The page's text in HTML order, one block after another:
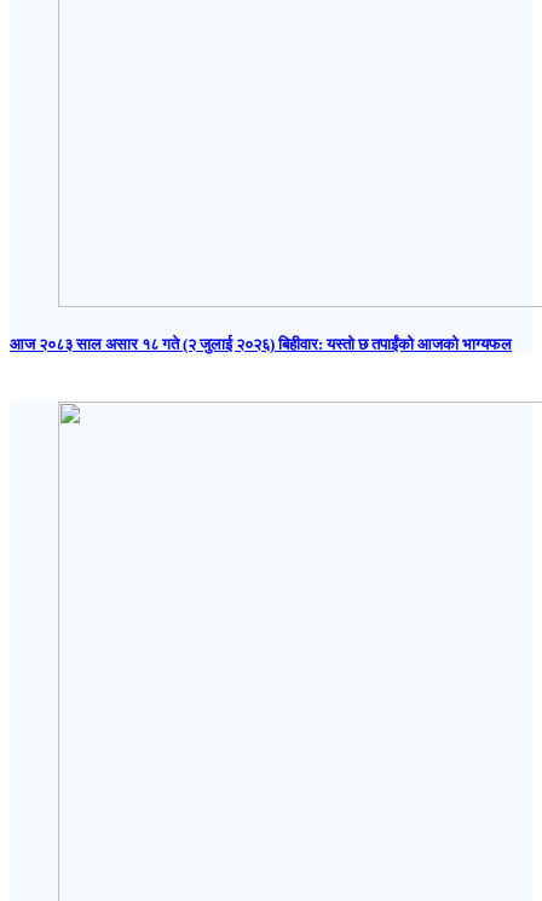
आज २०८३ साल असार १८ गते (२ जुलाई २०२६) बिहीवार: यस्तो छ तपाईंको आजको भाग्यफल